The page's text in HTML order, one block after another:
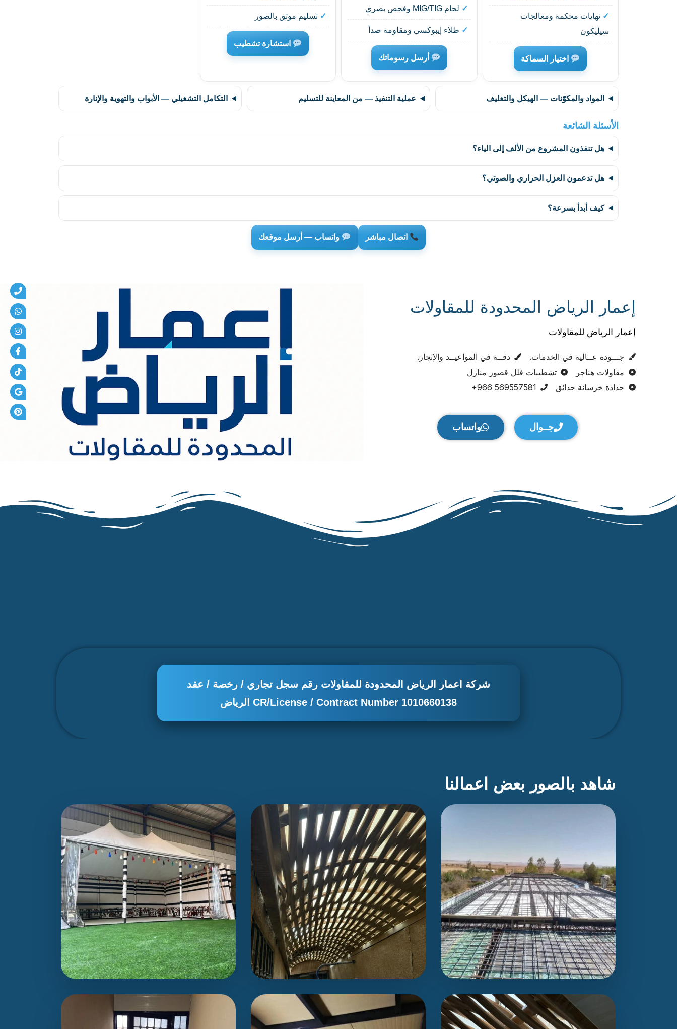
نهايات محكمة ومعالجات
سيليكون
اختيار السماكة
لحام MIG/TIG وفحص بصري
طلاء إيبوكسي ومقاومة صدأ
أرسل رسوماتك
تسليم موثق بالصور
استشارة تشطيب
المواد والمكوّنات — الهيكل والتغليف عملية التنفيذ — من المعاينة للتسليم التكامل التشغيلي — الأبواب والتهوية والإنارة
الأسئلة الشائعة
هل تنفذون المشروع من الألف إلى الياء؟
هل تدعمون العزل الحراري والصوتي؟
كيف أبدأ بسرعة؟
اتصال مباشر واتساب — أرسل موقعك
إعمار الرياض المحدودة للمقاولات
إعمار الرياض للمقاولات
جـــودة عــالية في الخدمات.
دقــة في المواعيــد والإنجاز.
مقاولات هناجر
تشطيبات فلل قصور منازل
حدادة خرسانة حدائق
جــوال واتساب
شركة اعمار الرياض المحدودة للمقاولات رقم سجل تجاري / رخصة / عقد
CR/License / Contract Number 1010660138 الرياض
شاهد بالصور بعض اعمالنا